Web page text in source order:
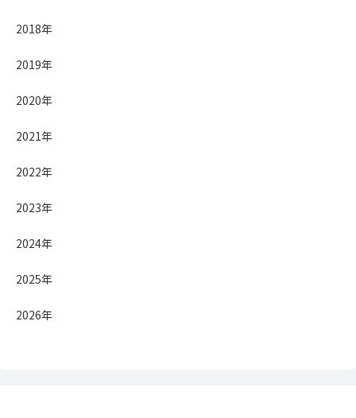
2018年
2019年
2020年
2021年
2022年
2023年
2024年
2025年
2026年